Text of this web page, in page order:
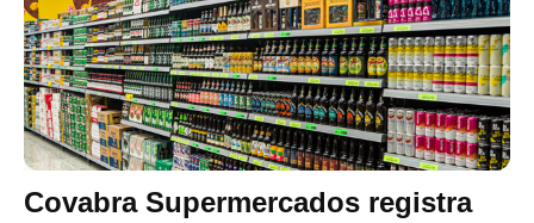
Covabra Supermercados registra